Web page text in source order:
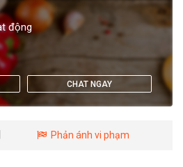
động
CHAT NGAY
Phản ánh vi phạm